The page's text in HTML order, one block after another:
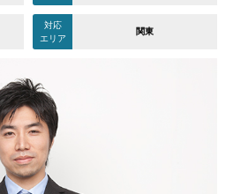
対応
エリア
関東